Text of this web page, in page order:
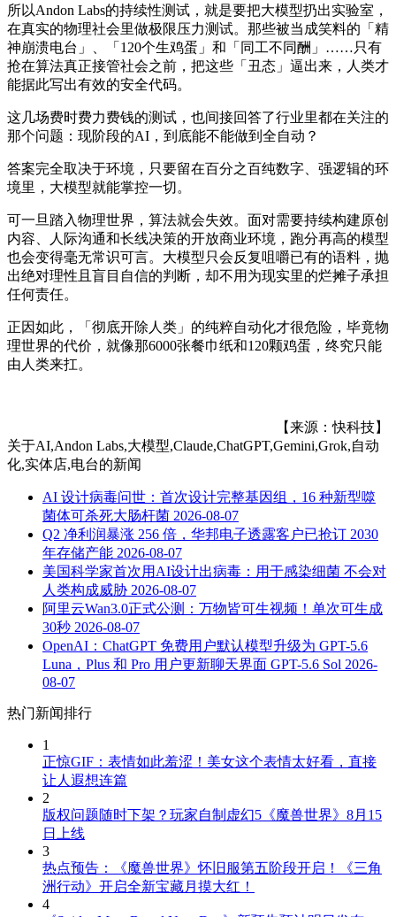
所以Andon Labs的持续性测试，就是要把大模型扔出实验室，
在真实的物理社会里做极限压力测试。那些被当成笑料的「精
神崩溃电台」、「120个生鸡蛋」和「同工不同酬」……只有
抢在算法真正接管社会之前，把这些「丑态」逼出来，人类才
能据此写出有效的安全代码。
这几场费时费力费钱的测试，也间接回答了行业里都在关注的
那个问题：现阶段的AI，到底能不能做到全自动？
答案完全取决于环境，只要留在百分之百纯数字、强逻辑的环
境里，大模型就能掌控一切。
可一旦踏入物理世界，算法就会失效。面对需要持续构建原创
内容、人际沟通和长线决策的开放商业环境，跑分再高的模型
也会变得毫无常识可言。大模型只会反复咀嚼已有的语料，抛
出绝对理性且盲目自信的判断，却不用为现实里的烂摊子承担
任何责任。
正因如此，「彻底开除人类」的纯粹自动化才很危险，毕竟物
理世界的代价，就像那6000张餐巾纸和120颗鸡蛋，终究只能
由人类来扛。
【来源：快科技】
关于AI,Andon Labs,大模型,Claude,ChatGPT,Gemini,Grok,自动
化,实体店,电台的新闻
AI 设计病毒问世：首次设计完整基因组，16 种新型噬
菌体可杀死大肠杆菌 2026-08-07
Q2 净利润暴涨 256 倍，华邦电子透露客户已抢订 2030
年存储产能 2026-08-07
美国科学家首次用AI设计出病毒：用于感染细菌 不会对
人类构成威胁 2026-08-07
阿里云Wan3.0正式公测：万物皆可生视频！单次可生成
30秒 2026-08-07
OpenAI：ChatGPT 免费用户默认模型升级为 GPT-5.6
Luna，Plus 和 Pro 用户更新聊天界面 GPT-5.6 Sol 2026-
08-07
热门新闻排行
1
正惊GIF：表情如此羞涩！美女这个表情太好看，直接
让人遐想连篇
2
版权问题随时下架？玩家自制虚幻5《魔兽世界》8月15
日上线
3
热点预告：《魔兽世界》怀旧服第五阶段开启！《三角
洲行动》开启全新宝藏月摸大红！
4